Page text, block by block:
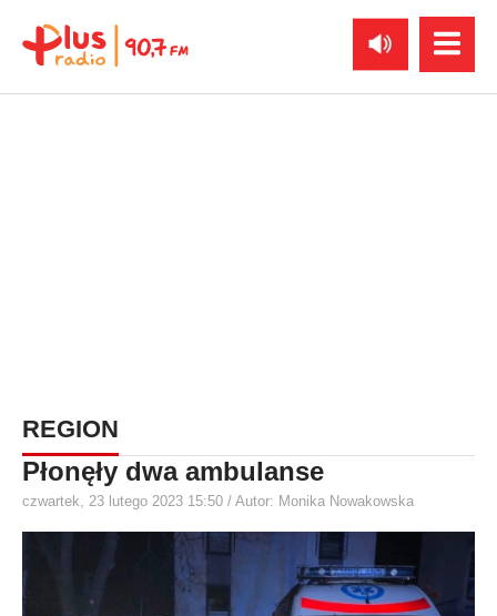
REGION
Płonęły dwa ambulanse
czwartek, 23 lutego 2023 15:50 / Autor: Monika Nowakowska